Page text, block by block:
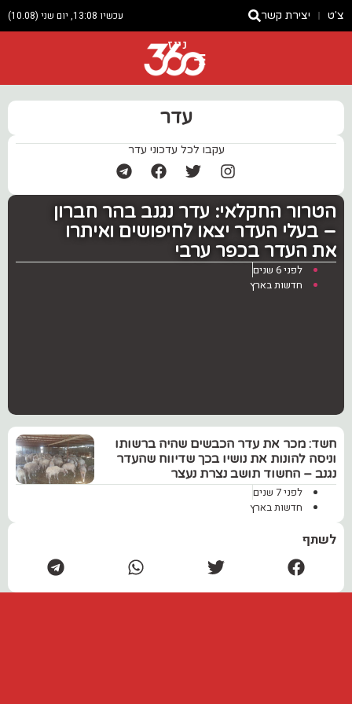
צ'ט יצירת קשר עכשיו 13:08, יום שני (10.08)
ניוז
עדר
עקבו לכל עדכוני עדר
הטרור החקלאי: עדר נגנב בהר חברון
– בעלי העדר יצאו לחיפושים ואיתרו
את העדר בכפר ערבי
לפני 6 שנים
חדשות בארץ
חשד: מכר את עדר הכבשים שהיה ברשותו
וניסה להונות את נושיו בכך שדיווח שהעדר
נגנב – החשוד תושב נצרת נעצר
לפני 7 שנים
חדשות בארץ
לשתף